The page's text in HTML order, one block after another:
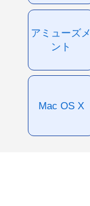
アミューズメ
ント
Mac OS X